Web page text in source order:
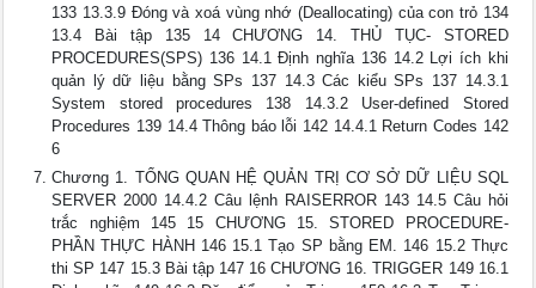
133 13.3.9 Đóng và xoá vùng nhớ (Deallocating) của con trỏ 134
13.4 Bài tập 135 14 CHƯƠNG 14. THỦ TỤC- STORED
PROCEDURES(SPS) 136 14.1 Định nghĩa 136 14.2 Lợi ích khi
quản lý dữ liệu bằng SPs 137 14.3 Các kiểu SPs 137 14.3.1
System stored procedures 138 14.3.2 User-defined Stored
Procedures 139 14.4 Thông báo lỗi 142 14.4.1 Return Codes 142
6
Chương 1. TỔNG QUAN HỆ QUẢN TRỊ CƠ SỞ DỮ LIỆU SQL
SERVER 2000 14.4.2 Câu lệnh RAISERROR 143 14.5 Câu hỏi
trắc nghiệm 145 15 CHƯƠNG 15. STORED PROCEDURE-
PHẦN THỰC HÀNH 146 15.1 Tạo SP bằng EM. 146 15.2 Thực
thi SP 147 15.3 Bài tập 147 16 CHƯƠNG 16. TRIGGER 149 16.1